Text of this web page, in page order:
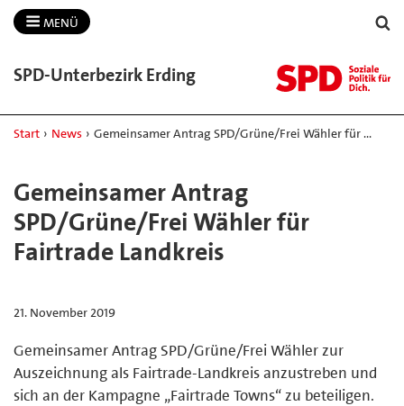
MENÜ
SPD-​Unterbezirk Erding
Start › News › Gemeinsamer Antrag SPD/Grüne/Frei Wähler für …
Gemeinsamer Antrag
SPD/Grüne/Frei Wähler für
Fairtrade Landkreis
21. November 2019
Gemeinsamer Antrag SPD/Grüne/Frei Wähler zur
Auszeichnung als Fairtrade-Landkreis anzustreben und
sich an der Kampagne „Fairtrade Towns“ zu beteiligen.